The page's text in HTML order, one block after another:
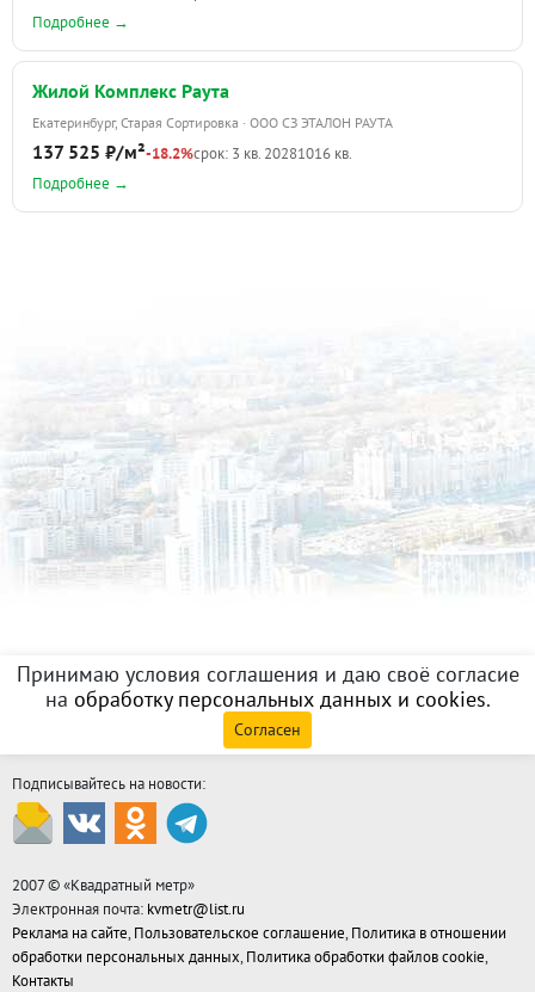
Подробнее →
Жилой Комплекс Раута
Екатеринбург, Старая Сортировка · ООО СЗ ЭТАЛОН РАУТА
137 525 ₽/м²-18.2%срок: 3 кв. 20281016 кв.
Подробнее →
Принимаю условия соглашения и даю своё согласие
на обработку персональных данных и cookies.
Согласен
Подписывайтесь на новости:
2007 © «Квадратный метр»
Электронная почта: kvmetr@list.ru
Реклама на сайте,Пользовательское соглашение,Политика в отношении
обработки персональных данных,Политика обработки файлов cookie,
Контакты